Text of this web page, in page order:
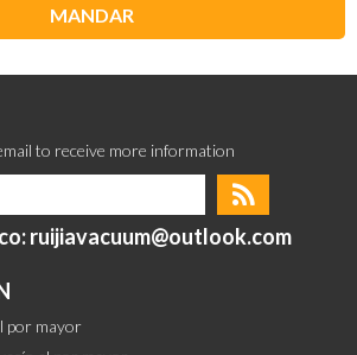
MANDAR
ruijiavacuum@outlook.com
por mayor